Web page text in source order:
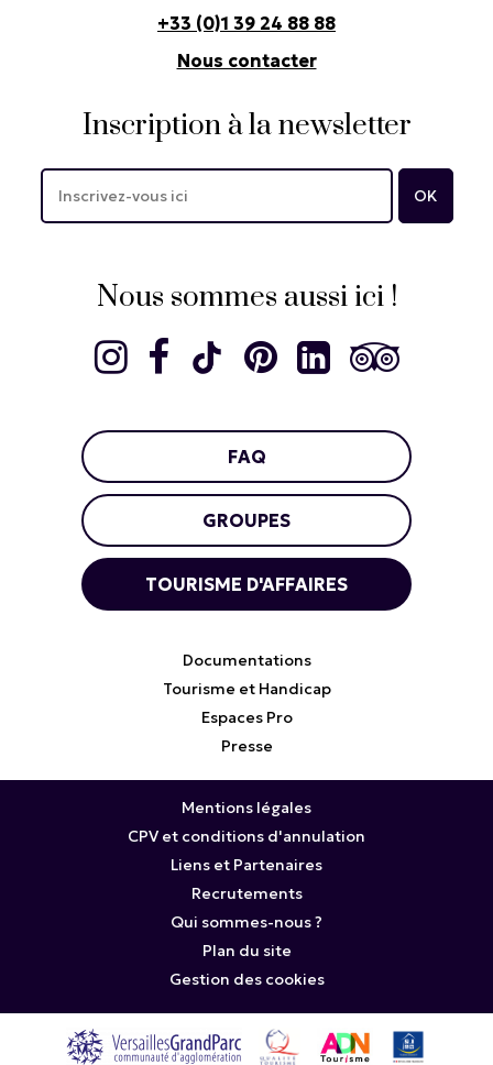
+33 (0)1 39 24 88 88
Nous contacter
Inscription à la newsletter
Nous sommes aussi ici !
FAQ
GROUPES
TOURISME D'AFFAIRES
Documentations
Tourisme et Handicap
Espaces Pro
Presse
Mentions légales
CPV et conditions d'annulation
Liens et Partenaires
Recrutements
Qui sommes-nous ?
Plan du site
Gestion des cookies